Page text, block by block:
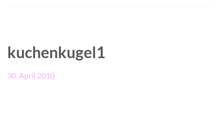
kuchenkugel1
30. April 2010